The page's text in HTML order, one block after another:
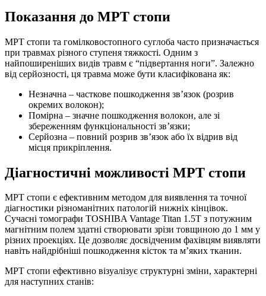
Показання до МРТ стопи
МРТ стопи та гомілковостопного суглоба часто призначається
при травмах різного ступеня тяжкості. Одним з
найпоширеніших видів травм є “підвертання ноги”. Залежно
від серйозності, ця травма може бути класифікована як:
Незначна – часткове пошкодження зв’язок (розрив
окремих волокон);
Помірна – значне пошкодження волокон, але зі
збереженням функціональності зв’язки;
Серйозна – повний розрив зв’язок або їх відрив від
місця прикріплення.
Діагностичні можливості МРТ стопи
МРТ стопи є ефективним методом для виявлення та точної
діагностики різноманітних патологій нижніх кінцівок.
Сучасні томографи TOSHIBA Vantage Titan 1.5T з потужним
магнітним полем здатні створювати зрізи товщиною до 1 мм у
різних проекціях. Це дозволяє досвідченим фахівцям виявляти
навіть найдрібніші пошкодження кісток та м’яких тканин.
МРТ стопи ефективно візуалізує структурні зміни, характерні
для наступних станів: